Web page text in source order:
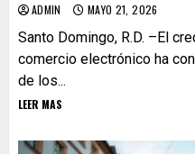
ADMIN MAYO 21, 2026
Santo Domingo, R.D. –El
comercio electrónico ha
de los...
LEER MAS